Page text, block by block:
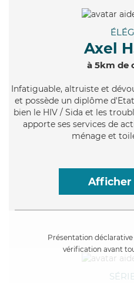
Axel
à 5km de
Infatiguable, altruiste et
et possède un diplôme
bien le HIV / Sida et les
apporte ses services de
ménage et
Afficher
Présentation
vérification avant